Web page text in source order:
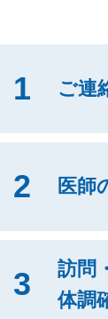
1 ご連
2 医師
3
訪問
体調